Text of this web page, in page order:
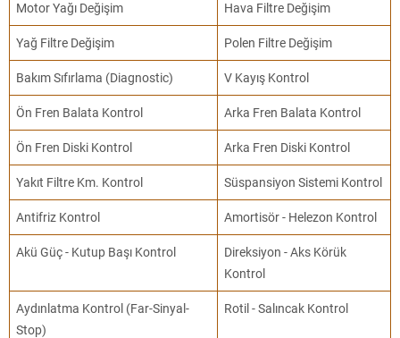
Motor Yağı Değişim Hava Filtre Değişim
Yağ Filtre Değişim Polen Filtre Değişim
Bakım Sıfırlama (Diagnostic) V Kayış Kontrol
Ön Fren Balata Kontrol Arka Fren Balata Kontrol
Ön Fren Diski Kontrol Arka Fren Diski Kontrol
Yakıt Filtre Km. Kontrol Süspansiyon Sistemi Kontrol
Antifriz Kontrol Amortisör - Helezon Kontrol
Akü Güç - Kutup Başı Kontrol
Direksiyon - Aks Körük
Kontrol
Aydınlatma Kontrol (Far-Sinyal-
Stop)
Rotil - Salıncak Kontrol